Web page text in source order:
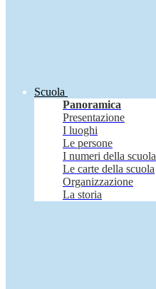
Scuola
Panoramica
Presentazione
I luoghi
Le persone
I numeri della scuola
Le carte della scuola
Organizzazione
La storia